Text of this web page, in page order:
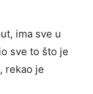
ima sve u
sve to što je
rekao je